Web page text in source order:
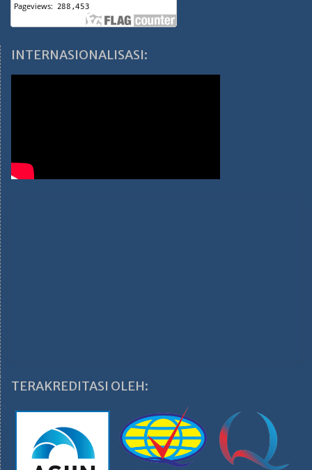
INTERNASIONALISASI:
TERAKREDITASI OLEH: